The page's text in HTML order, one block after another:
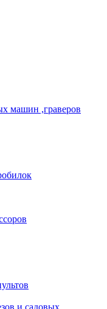
машин ,граверов
и садовых